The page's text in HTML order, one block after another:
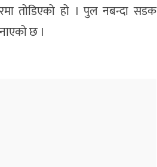
तोडिएको हो । पुल नबन्दा सडक
छ ।